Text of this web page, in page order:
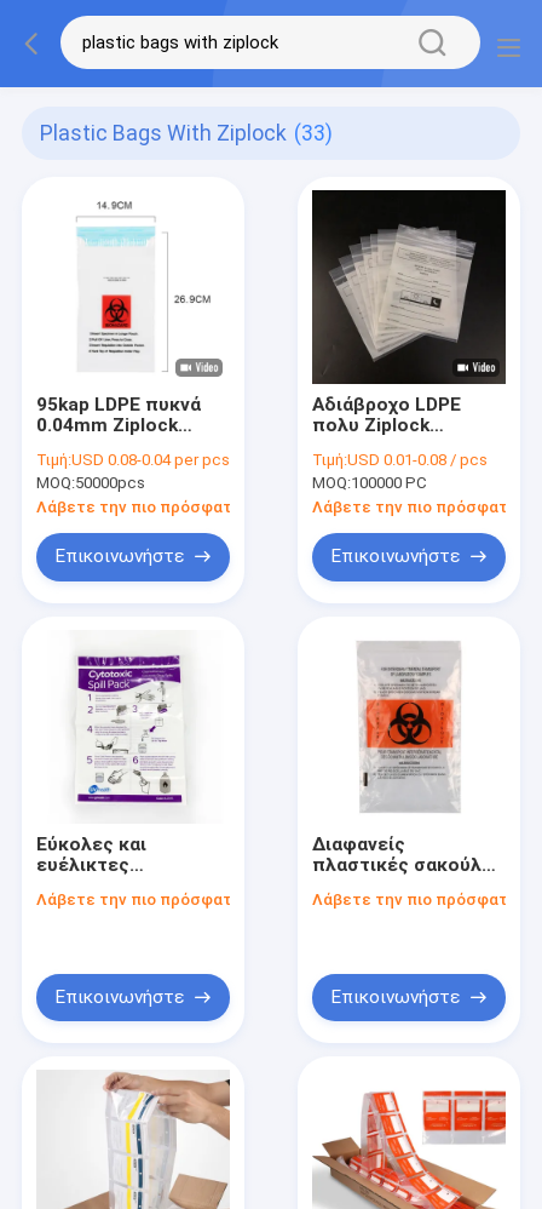
Plastic Bags With Ziplock (33)
95kap LDPE πυκνά
0.04mm Ziplock
πλαστικών τσαντών
χυτρών πιέσεως
Τιμή:USD 0.08-0.04 per pcs
MOQ:50000pcs
Λάβετε την πιο πρόσφατη τιμή
Επικοινωνήστε
Αδιάβροχο LDPE
πολυ Ziplock
τσαντών για τη
διανομή χαπιών
Τιμή:USD 0.01-0.08 / pcs
MOQ:100000 PC
Λάβετε την πιο πρόσφατη
Επικοινωνήστε
Εύκολες και
ευέλικτες
Ziplock για όλες τις
Λάβετε την πιο πρόσφατη τιμή
Επικοινωνήστε
Διαφανείς
πλαστικές σακούλες
εκτύπωσης Zip
Λάβετε την πιο πρόσφατη
Επικοινωνήστε